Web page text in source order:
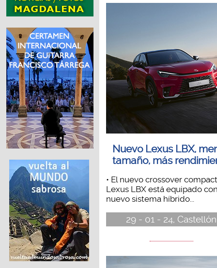
Nuevo Lexus LBX,
tamaño, más
• El nuevo crossover
Lexus LBX está equipado
nuevo sistema híbrido...
29 - 01 - 24, Castellón